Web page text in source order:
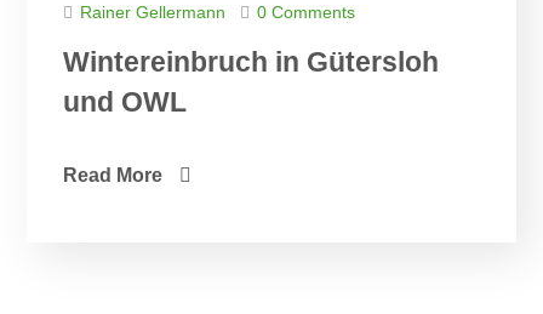
Rainer Gellermann
0 Comments
Wintereinbruch in Gütersloh
und OWL
Read More